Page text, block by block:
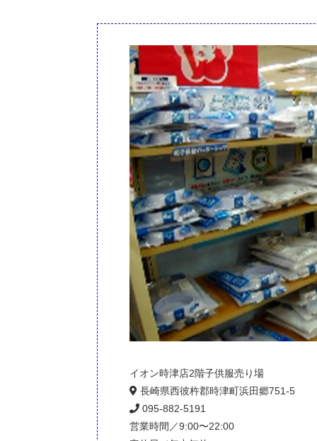
イオン時津店2階子供服売り場
長崎県西彼杵郡時津町浜田郷751-5
095-882-5191
営業時間／9:00〜22:00